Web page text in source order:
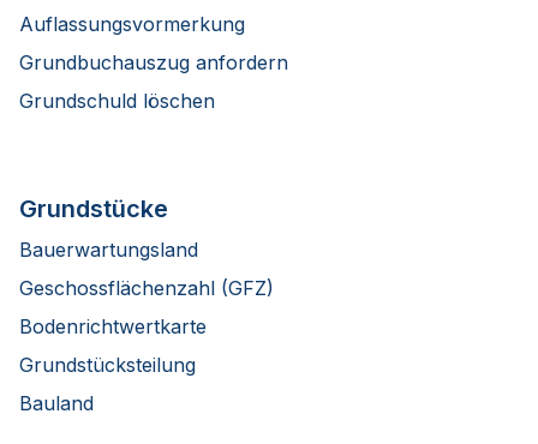
Auflassungsvormerkung
Grundbuchauszug anfordern
Grundschuld löschen
Grundstücke
Bauerwartungsland
Geschossflächenzahl (GFZ)
Bodenrichtwertkarte
Grundstücksteilung
Bauland